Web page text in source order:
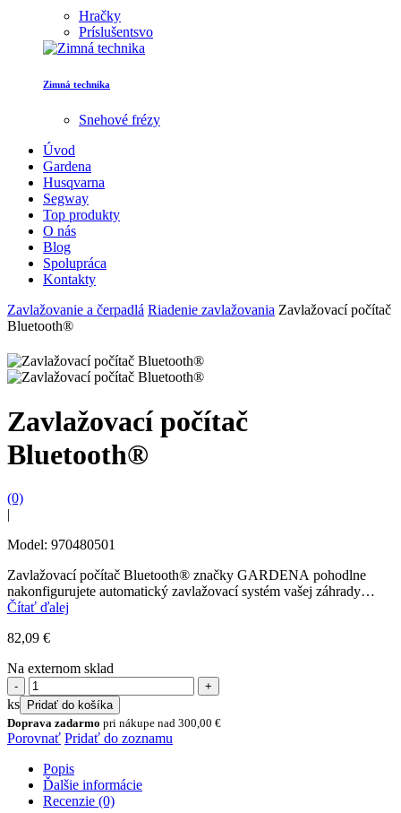
Hračky
Príslušentsvo
Zimná technika
Snehové frézy
Úvod
Gardena
Husqvarna
Segway
Top produkty
O nás
Blog
Spolupráca
Kontakty
Zavlažovanie a čerpadlá Riadenie zavlažovania Zavlažovací počítač
Bluetooth®
Zavlažovací počítač
Bluetooth®
(0)
|
Model: 970480501
Zavlažovací počítač Bluetooth® značky GARDENA pohodlne
nakonfigurujete automatický zavlažovací systém vašej záhrady
pomocou inteligentného telefónu alebo tabletu. Zariadenie odolné
Čítať ďalej
82,09 €
Na externom sklad
množstvo
Zavlažovací
počítač
Bluetooth®
ks
Pridať do košíka
Doprava zadarmo pri nákupe nad 300,00 €
Porovnať Pridať do zoznamu
Popis
Ďalšie informácie
Recenzie (0)